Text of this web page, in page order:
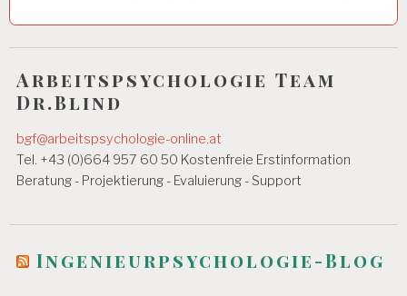
R
EI
T
F
Ä
I
K
T
g
s
n
a
v
i
a
t
Arbeitspsychologie Team
Dr.Blind
bgf@arbeitspsychologie-online.at
Tel. +43 (0)664 957 60 50 Kostenfreie Erstinformation
Beratung - Projektierung - Evaluierung - Support
Ingenieurpsychologie-Blog